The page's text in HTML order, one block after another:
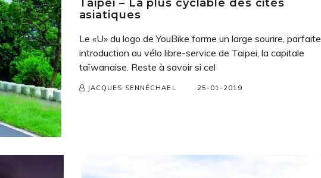
Taipei – La plus cyclable des cités
asiatiques
Le «U» du logo de YouBike forme un large sourire, parfaite
introduction au vélo libre-service de Taipei, la capitale
taïwanaise. Reste à savoir si cel
JACQUES SENNÉCHAEL 25-01-2019